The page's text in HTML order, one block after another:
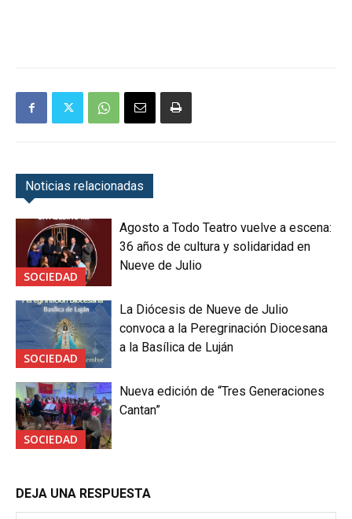
Noticias relacionadas
SOCIEDAD
Agosto a Todo Teatro vuelve a escena:
36 años de cultura y solidaridad en
Nueve de Julio
SOCIEDAD
La Diócesis de Nueve de Julio
convoca a la Peregrinación Diocesana
a la Basílica de Luján
SOCIEDAD
Nueva edición de “Tres Generaciones
Cantan”
DEJA UNA RESPUESTA